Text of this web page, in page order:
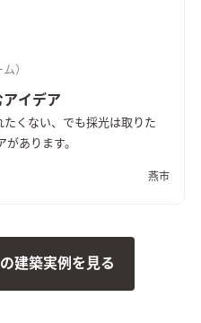
）
イデア
くない、でも採光は取りた
あります。
燕市
建築実例を見る